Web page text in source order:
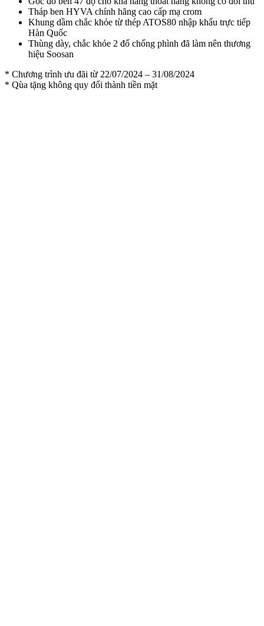
Tháp ben HYVA chính hãng cao cấp mạ crom
Khung dầm chắc khỏe từ thép ATOS80 nhập khẩu trực tiếp
Hàn Quốc
Thùng dày, chắc khỏe 2 đố chống phình đã làm nên thương
hiệu Soosan
* Chương trình ưu đãi từ 22/07/2024 – 31/08/2024
* Qùa tặng không quy đổi thành tiền mặt